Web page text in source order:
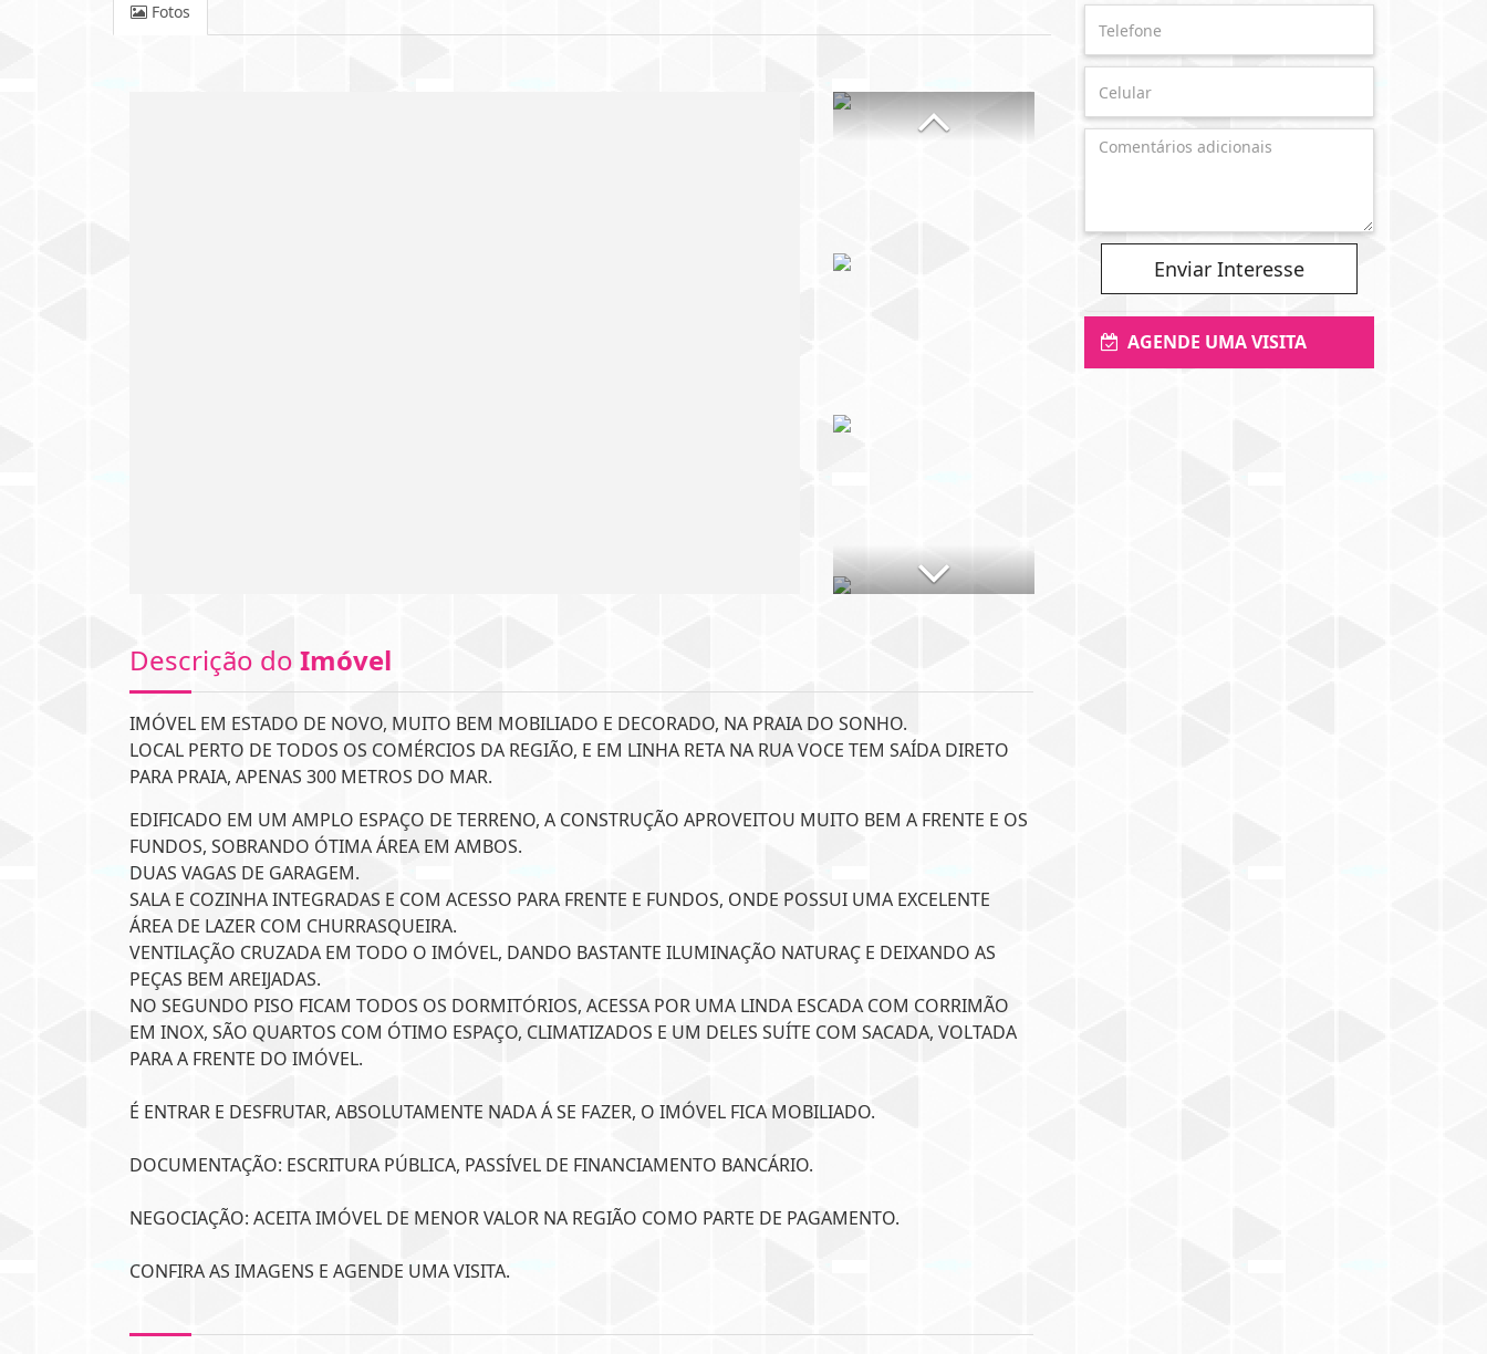
Fotos
Descrição do Imóvel
IMÓVEL EM ESTADO DE NOVO, MUITO BEM MOBILIADO E DECORADO, NA PRAIA DO SONHO.
LOCAL PERTO DE TODOS OS COMÉRCIOS DA REGIÃO, E EM LINHA RETA NA RUA VOCE TEM SAÍDA DIRETO
PARA PRAIA, APENAS 300 METROS DO MAR.
EDIFICADO EM UM AMPLO ESPAÇO DE TERRENO, A CONSTRUÇÃO APROVEITOU MUITO BEM A FRENTE E OS
FUNDOS, SOBRANDO ÓTIMA ÁREA EM AMBOS.
DUAS VAGAS DE GARAGEM.
SALA E COZINHA INTEGRADAS E COM ACESSO PARA FRENTE E FUNDOS, ONDE POSSUI UMA EXCELENTE
ÁREA DE LAZER COM CHURRASQUEIRA.
VENTILAÇÃO CRUZADA EM TODO O IMÓVEL, DANDO BASTANTE ILUMINAÇÃO NATURAÇ E DEIXANDO AS
PEÇAS BEM AREIJADAS.
NO SEGUNDO PISO FICAM TODOS OS DORMITÓRIOS, ACESSA POR UMA LINDA ESCADA COM CORRIMÃO
EM INOX, SÃO QUARTOS COM ÓTIMO ESPAÇO, CLIMATIZADOS E UM DELES SUÍTE COM SACADA, VOLTADA
PARA A FRENTE DO IMÓVEL.
É ENTRAR E DESFRUTAR, ABSOLUTAMENTE NADA Á SE FAZER, O IMÓVEL FICA MOBILIADO.
DOCUMENTAÇÃO: ESCRITURA PÚBLICA, PASSÍVEL DE FINANCIAMENTO BANCÁRIO.
NEGOCIAÇÃO: ACEITA IMÓVEL DE MENOR VALOR NA REGIÃO COMO PARTE DE PAGAMENTO.
CONFIRA AS IMAGENS E AGENDE UMA VISITA.
Enviar Interesse
AGENDE UMA VISITA